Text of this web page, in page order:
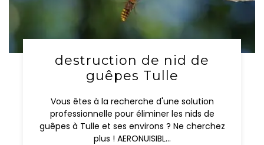
destruction de nid de
guêpes Tulle
Vous êtes à la recherche d'une solution
professionnelle pour éliminer les nids de
guêpes à Tulle et ses environs ? Ne cherchez
plus ! AERONUISIBL...